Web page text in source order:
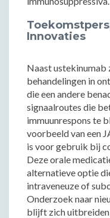
Innovaties
Naast ustekinumab
behandelingen in
die een andere
signaalroutes die
immuunrespons te
voorbeeld van een
is voor gebruik bij
Deze orale
alternatieve optie
intraveneuze of
Onderzoek naar
blijft zich